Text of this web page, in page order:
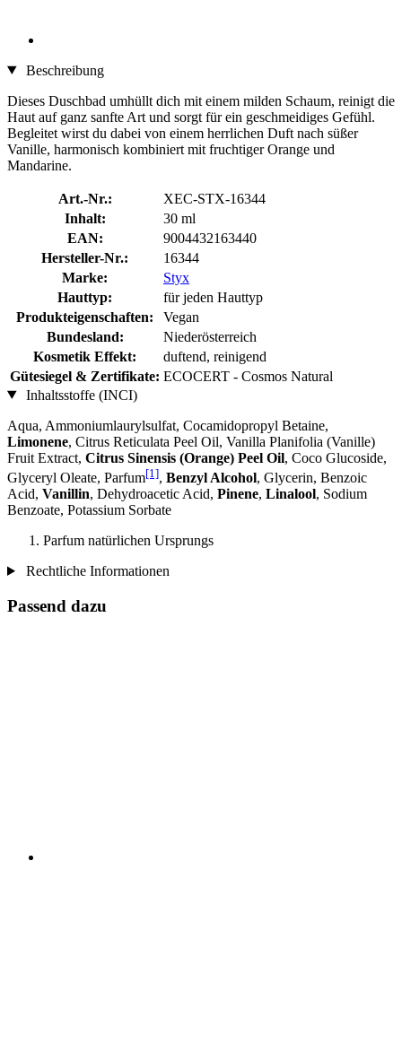
Beschreibung
Dieses Duschbad umhüllt dich mit einem milden Schaum, reinigt die
Haut auf ganz sanfte Art und sorgt für ein geschmeidiges Gefühl.
Begleitet wirst du dabei von einem herrlichen Duft nach süßer
Vanille, harmonisch kombiniert mit fruchtiger Orange und
Mandarine.
Art.-Nr.:
XEC-STX-16344
Inhalt:
30 ml
EAN:
9004432163440
Hersteller-Nr.:
16344
Marke:
Styx
Hauttyp:
für jeden Hauttyp
Produkteigenschaften:
Vegan
Bundesland:
Niederösterreich
Kosmetik Effekt:
duftend, reinigend
Gütesiegel & Zertifikate: ECOCERT - Cosmos Natural
Inhaltsstoffe (INCI)
Aqua, Ammoniumlaurylsulfat, Cocamidopropyl Betaine,
Limonene, Citrus Reticulata Peel Oil, Vanilla Planifolia (Vanille)
Fruit Extract, Citrus Sinensis (Orange) Peel Oil, Coco Glucoside,
Glyceryl Oleate, Parfum[1], Benzyl Alcohol, Glycerin, Benzoic
Acid, Vanillin, Dehydroacetic Acid, Pinene, Linalool, Sodium
Benzoate, Potassium Sorbate
Parfum natürlichen Ursprungs
Rechtliche Informationen
Passend dazu